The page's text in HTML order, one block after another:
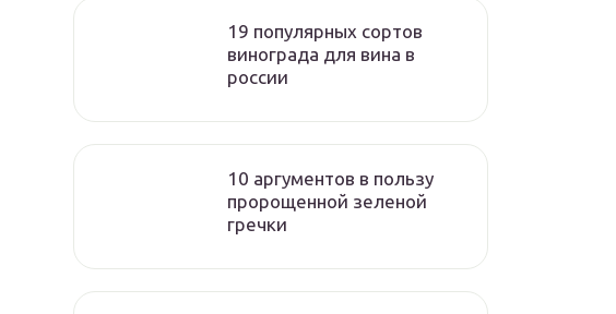
19 популярных сортов
винограда для вина в
россии
10 аргументов в пользу
пророщенной зеленой
гречки